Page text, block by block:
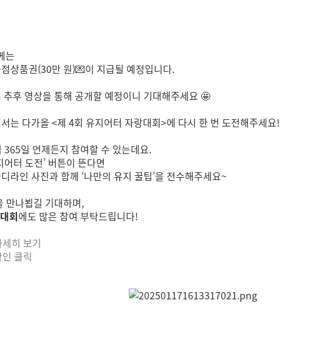
는
상품권(30만 원)💌이 지급될 예정입니다.
후 영상을 통해 공개할 예정이니 기대해주세요 🤩
는 다가올 <제 4회 유지어터 자랑대회>에 다시 한 번 도전해주세요!
일 언제든지 참여할 수 있는데요.
터 도전’ 버튼이 뜬다면
라인 사진과 함께 ‘나만의 유지 꿀팁’을 전수해주세요~
만나뵙길 기대하며,
회에도 많은 참여 부탁드립니다!
히 보기
클릭